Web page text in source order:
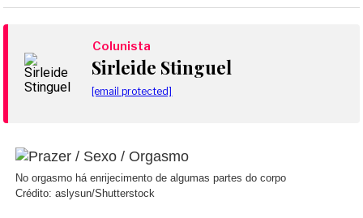
Colunista
Sirleide Stinguel
[email protected]
No orgasmo há enrijecimento de algumas partes do corpo
Crédito: aslysun/Shutterstock